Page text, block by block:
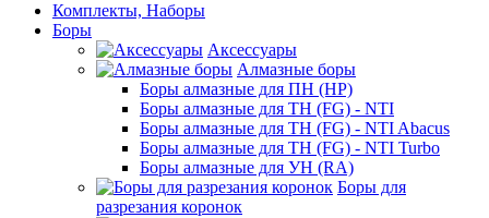
Комплекты, Наборы
Боры
Аксессуары
Алмазные боры
Боры алмазные для ПН (HP)
Боры алмазные для ТН (FG) - NTI
Боры алмазные для ТН (FG) - NTI Abacus
Боры алмазные для ТН (FG) - NTI Turbo
Боры алмазные для УН (RA)
Боры для
разрезания коронок